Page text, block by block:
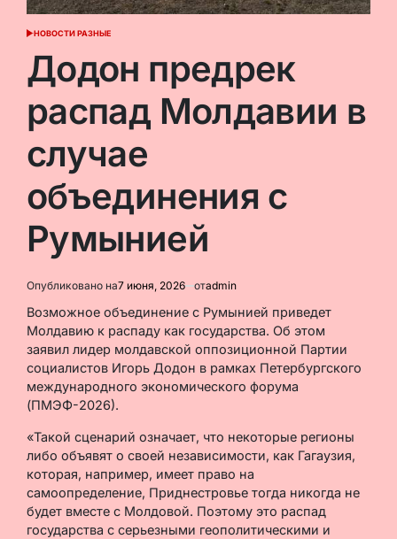
ОПУБЛИКОВАНО
НОВОСТИ РАЗНЫЕ
Додон предрек
распад Молдавии в
случае
объединения с
Румынией
Опубликовано на7 июня, 2026 отadmin
Возможное объединение с Румынией приведет
Молдавию к распаду как государства. Об этом
заявил лидер молдавской оппозиционной Партии
социалистов Игорь Додон в рамках Петербургского
международного экономического форума
(ПМЭФ-2026).
«Такой сценарий означает, что некоторые регионы
либо объявят о своей независимости, как Гагаузия,
которая, например, имеет право на
самоопределение, Приднестровье тогда никогда не
будет вместе с Молдовой. Поэтому это распад
государства с серьезными геополитическими и